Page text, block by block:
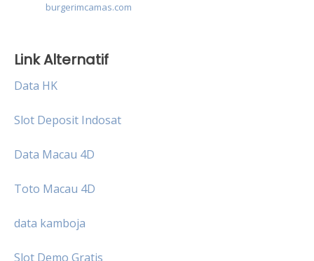
burgerimcamas.com
Link Alternatif
Data HK
Slot Deposit Indosat
Data Macau 4D
Toto Macau 4D
data kamboja
Slot Demo Gratis